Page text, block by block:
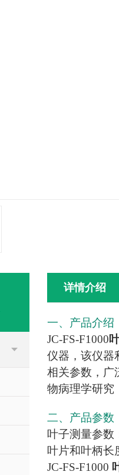
详情介绍
一、产品介绍
JC-FS-F1000
仪器，该仪器
相关参数，广
物病理学研究
二、产品参数
叶子测量参数
叶片和叶柄长
JC-FS-F1000